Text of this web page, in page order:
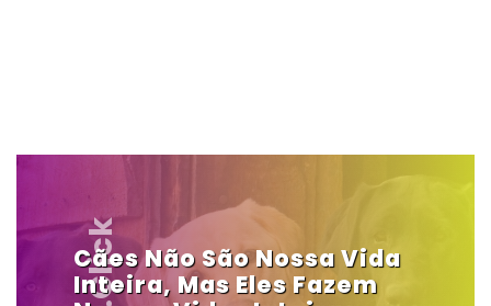
Cães Não São Nossa Vida
Inteira, Mas Eles Fazem